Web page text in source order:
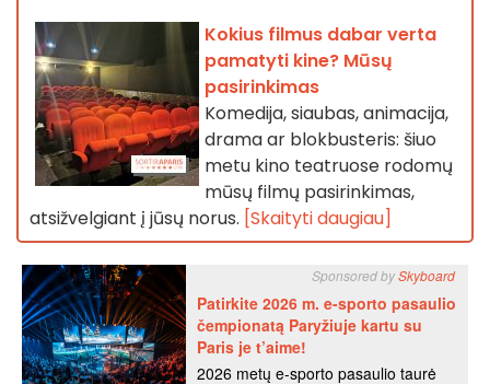
Kokius filmus dabar verta
pamatyti kine? Mūsų
pasirinkimas
Komedija, siaubas, animacija,
drama ar blokbusteris: šiuo
metu kino teatruose rodomų
mūsų filmų pasirinkimas,
atsižvelgiant į jūsų norus. [Skaityti daugiau]